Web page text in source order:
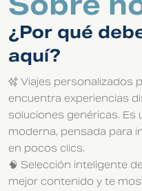
¿Por qué
aquí?
✨ Viajes personalizados
encuentra experiencias
soluciones genéricas. Es
moderna, pensada para
en pocos clics.
🧠 Selección inteligente
mejor contenido y te